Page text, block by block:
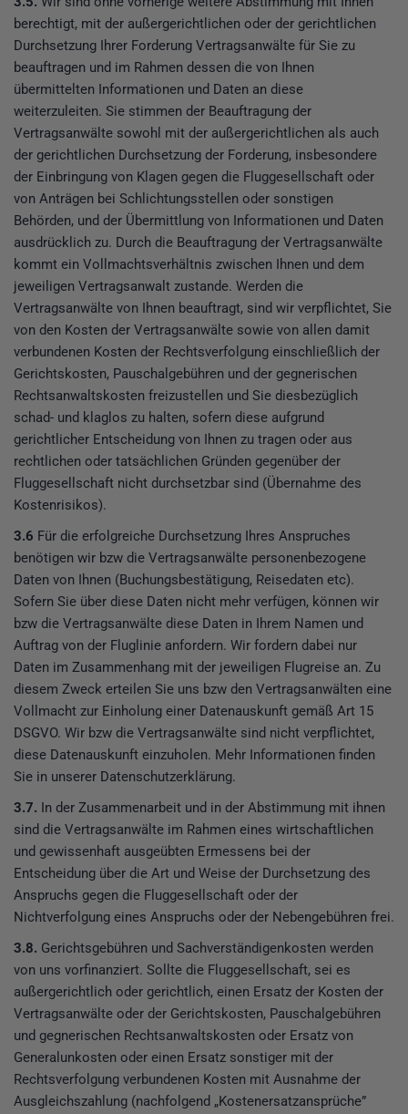
berechtigt, mit der außergerichtlichen oder der gerichtlichen
Durchsetzung Ihrer Forderung Vertragsanwälte für Sie zu
beauftragen und im Rahmen dessen die von Ihnen
übermittelten Informationen und Daten an diese
weiterzuleiten. Sie stimmen der Beauftragung der
Vertragsanwälte sowohl mit der außergerichtlichen als auch
der gerichtlichen Durchsetzung der Forderung, insbesondere
der Einbringung von Klagen gegen die Fluggesellschaft oder
von Anträgen bei Schlichtungsstellen oder sonstigen
Behörden, und der Übermittlung von Informationen und Daten
ausdrücklich zu. Durch die Beauftragung der Vertragsanwälte
kommt ein Vollmachtsverhältnis zwischen Ihnen und dem
jeweiligen Vertragsanwalt zustande. Werden die
Vertragsanwälte von Ihnen beauftragt, sind wir verpflichtet, Sie
von den Kosten der Vertragsanwälte sowie von allen damit
verbundenen Kosten der Rechtsverfolgung einschließlich der
Gerichtskosten, Pauschalgebühren und der gegnerischen
Rechtsanwaltskosten freizustellen und Sie diesbezüglich
schad- und klaglos zu halten, sofern diese aufgrund
gerichtlicher Entscheidung von Ihnen zu tragen oder aus
rechtlichen oder tatsächlichen Gründen gegenüber der
Fluggesellschaft nicht durchsetzbar sind (Übernahme des
Kostenrisikos).
3.6 Für die erfolgreiche Durchsetzung Ihres Anspruches
benötigen wir bzw die Vertragsanwälte personenbezogene
Daten von Ihnen (Buchungsbestätigung, Reisedaten etc).
Sofern Sie über diese Daten nicht mehr verfügen, können wir
bzw die Vertragsanwälte diese Daten in Ihrem Namen und
Auftrag von der Fluglinie anfordern. Wir fordern dabei nur
Daten im Zusammenhang mit der jeweiligen Flugreise an. Zu
diesem Zweck erteilen Sie uns bzw den Vertragsanwälten eine
Vollmacht zur Einholung einer Datenauskunft gemäß Art 15
DSGVO. Wir bzw die Vertragsanwälte sind nicht verpflichtet,
diese Datenauskunft einzuholen. Mehr Informationen finden
Sie in unserer Datenschutzerklärung.
3.7. In der Zusammenarbeit und in der Abstimmung mit ihnen
sind die Vertragsanwälte im Rahmen eines wirtschaftlichen
und gewissenhaft ausgeübten Ermessens bei der
Entscheidung über die Art und Weise der Durchsetzung des
Anspruchs gegen die Fluggesellschaft oder der
Nichtverfolgung eines Anspruchs oder der Nebengebühren frei.
3.8. Gerichtsgebühren und Sachverständigenkosten werden
von uns vorfinanziert. Sollte die Fluggesellschaft, sei es
außergerichtlich oder gerichtlich, einen Ersatz der Kosten der
Vertragsanwälte oder der Gerichtskosten, Pauschalgebühren
und gegnerischen Rechtsanwaltskosten oder Ersatz von
Generalunkosten oder einen Ersatz sonstiger mit der
Rechtsverfolgung verbundenen Kosten mit Ausnahme der
Ausgleichszahlung (nachfolgend „Kostenersatzansprüche”